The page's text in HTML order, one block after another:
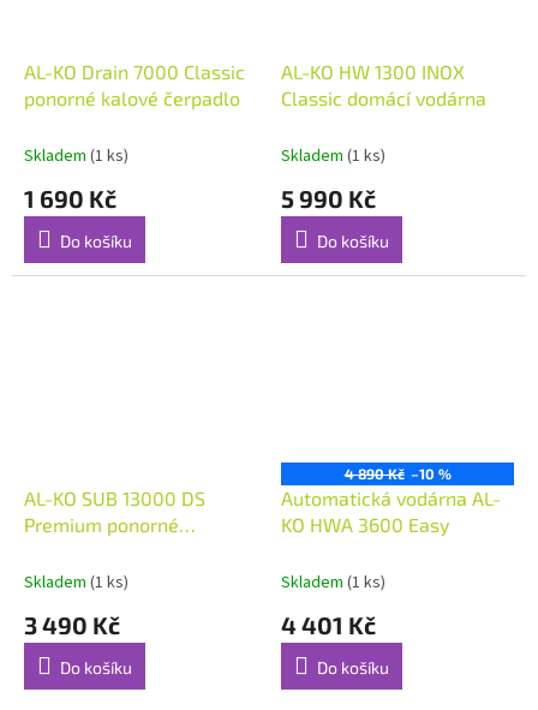
AL-KO Drain 7000 Classic
ponorné kalové čerpadlo
Skladem (1 ks)
1 690 Kč
Do košíku
AL-KO HW 1300 INOX
Classic domácí vodárna
Skladem (1 ks)
5 990 Kč
Do košíku
AL-KO SUB 13000 DS
Premium ponorné
Skladem (1 ks)
3 490 Kč
Do košíku
4 890 Kč –10 %
Automatická vodárna AL-
KO HWA 3600 Easy
Skladem (1 ks)
4 401 Kč
Do košíku